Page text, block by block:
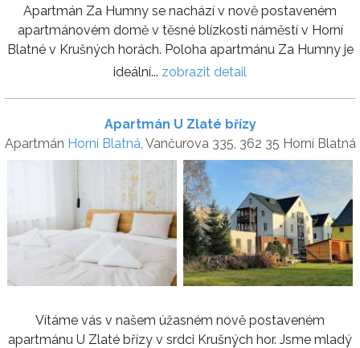
Apartmán Za Humny se nachází v nově postaveném
apartmánovém domě v těsné blízkosti náměstí v Horní
Blatné v Krušných horách. Poloha apartmánu Za Humny je
ideální... zobrazit detail
Apartmán U Zlaté břízy
Apartmán Horní Blatná, Vančurova 335, 362 35 Horní Blatná
Vítáme vás v našem úžasném nově postaveném
apartmánu U Zlaté břízy v srdci Krušných hor. Jsme mladý